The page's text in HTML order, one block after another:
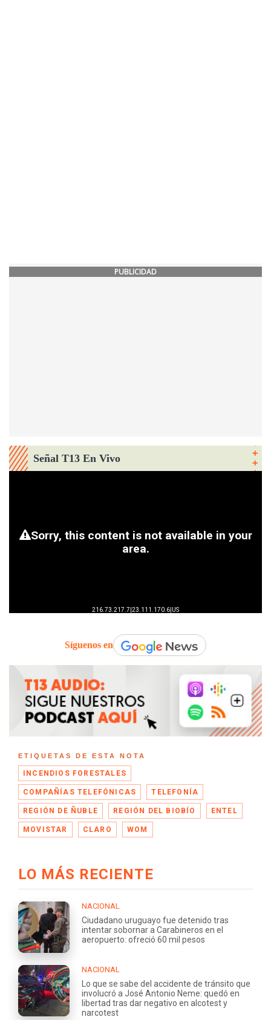
PUBLICIDAD
Señal T13 En Vivo
Síguenos en
ETIQUETAS DE ESTA NOTA
INCENDIOS FORESTALES
COMPAÑÍAS TELEFÓNICAS TELEFONÍA
REGIÓN DE ÑUBLE REGIÓN DEL BIOBÍO ENTEL
MOVISTAR CLARO WOM
LO MÁS RECIENTE
NACIONAL
Ciudadano uruguayo fue detenido tras
intentar sobornar a Carabineros en el
aeropuerto: ofreció 60 mil pesos
NACIONAL
Lo que se sabe del accidente de tránsito que
involucró a José Antonio Neme: quedó en
libertad tras dar negativo en alcotest y
narcotest